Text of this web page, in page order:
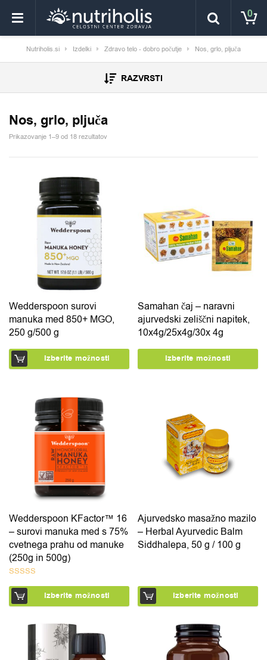
0
Nutriholis.si Izdelki Zdravo telo - dobro počutje Nos, grlo, pljuča
RAZVRSTI
Nos, grlo, pljuča
Prikazovanje 1–9 od 18 rezultatov
Wedderspoon surovi
manuka med 850+ MGO,
250 g/500 g
Izberite možnosti
Ta izdelek ima več različic. Možnosti lahko izberete
Samahan čaj – naravni
ajurvedski zeliščni napitek,
10x4g/25x4g/30x 4g
Izberite možnosti
Wedderspoon KFactor™ 16
– surovi manuka med s 75%
cvetnega prahu od manuke
(250g in 500g)
Ocenjeno
5.00od 5 Izberite možnosti
Ajurvedsko masažno mazilo
– Herbal Ayurvedic Balm
Siddhalepa, 50 g / 100 g
Izberite možnosti